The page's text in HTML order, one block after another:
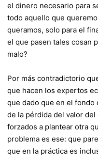
el dinero necesario para
todo aquello que
queramos, solo para el
el que pasen tales cosan
malo?
Por más contradictorio
que hacen los expertos
que dado que en el fondo
de la pérdida del valor
forzados a plantear otra
problema es ese: que
que en la práctica es